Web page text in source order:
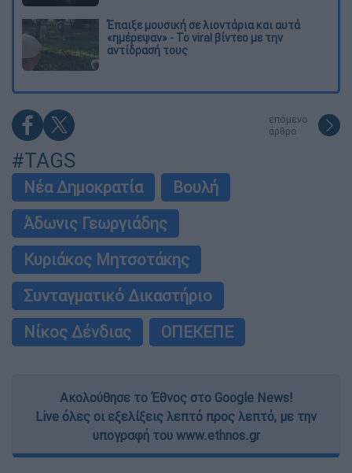
Έπαιξε μουσική σε λιοντάρια και αυτά
«ημέρεψαν» - Το viral βίντεο με την
αντίδρασή τους
επόμενο
άρθρο
#TAGS
Νέα Δημοκρατία
Βουλή
Άδωνις Γεωργιάδης
Κυριάκος Μητσοτάκης
Συνταγματικό Δικαστήριο
Νίκος Δένδιας
ΟΠΕΚΕΠΕ
Ακολούθησε το Έθνος στο Google News!
Live όλες οι εξελίξεις λεπτό προς λεπτό, με την
υπογραφή του www.ethnos.gr